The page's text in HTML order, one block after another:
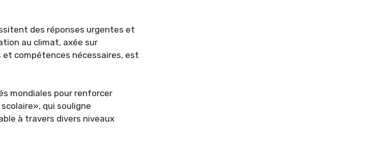
des réponses urgentes et
au climat, axée sur
compétences nécessaires, est
mondiales pour renforcer
qui souligne
à travers divers niveaux